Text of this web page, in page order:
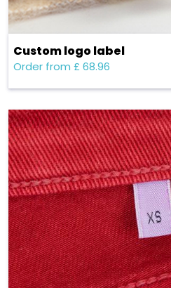
Custom logo label
Order from £ 68.96